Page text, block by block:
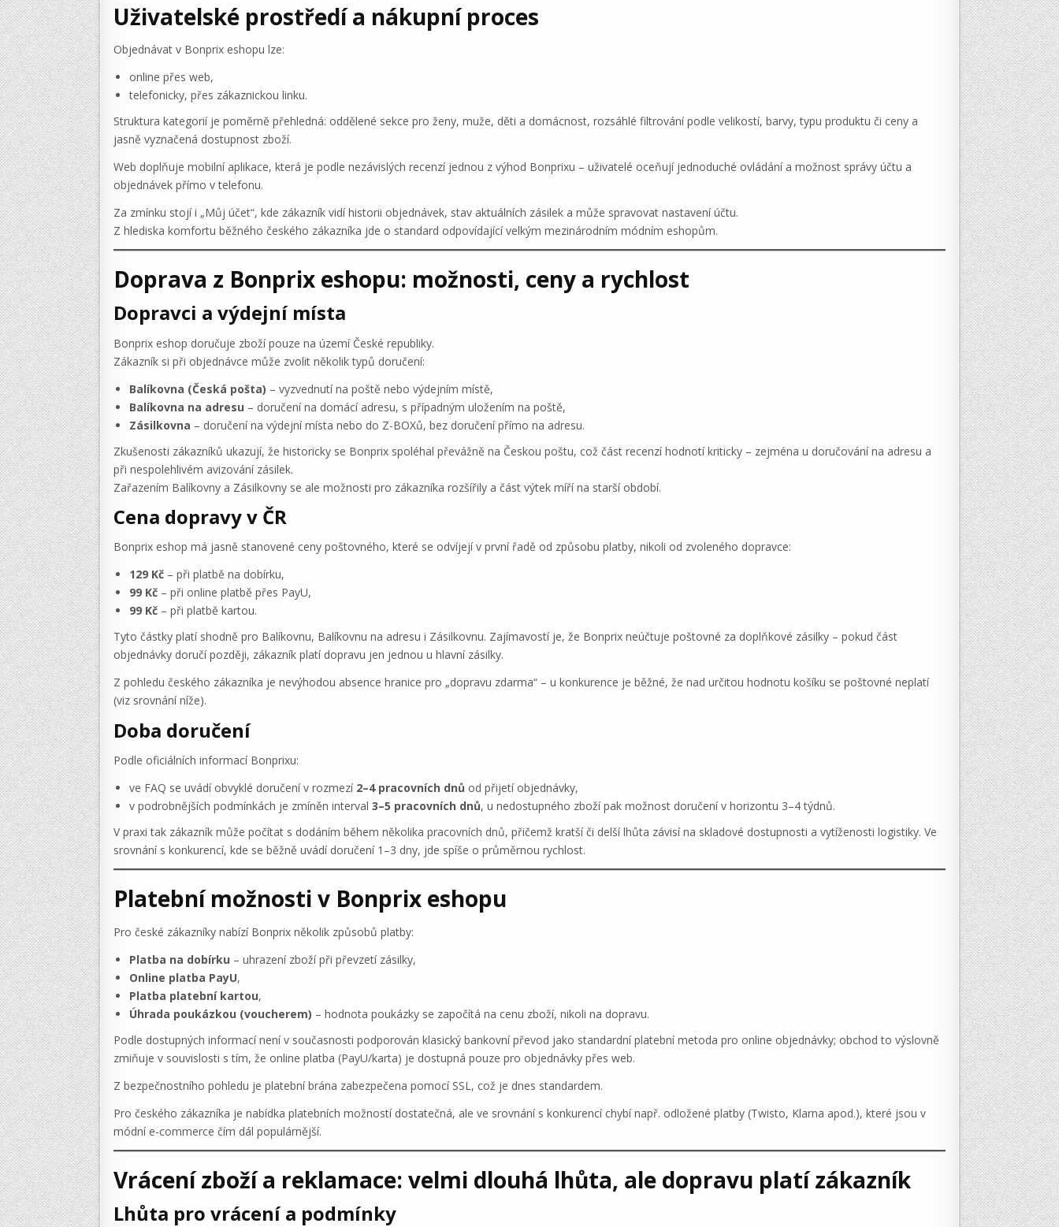
Uživatelské prostředí a nákupní proces
Objednávat v Bonprix eshopu lze:
online přes web,
telefonicky, přes zákaznickou linku.
Struktura kategorií je poměrně přehledná: oddělené sekce pro ženy, muže, děti a domácnost, rozsáhlé filtrování podle velikostí, barvy, typu produktu či ceny a
jasně vyznačená dostupnost zboží.
Web doplňuje mobilní aplikace, která je podle nezávislých recenzí jednou z výhod Bonprixu – uživatelé oceňují jednoduché ovládání a možnost správy účtu a
objednávek přímo v telefonu.
Za zmínku stojí i „Můj účet“, kde zákazník vidí historii objednávek, stav aktuálních zásilek a může spravovat nastavení účtu.
Z hlediska komfortu běžného českého zákazníka jde o standard odpovídající velkým mezinárodním módním eshopům.
Doprava z Bonprix eshopu: možnosti, ceny a rychlost
Dopravci a výdejní místa
Bonprix eshop doručuje zboží pouze na území České republiky.
Zákazník si při objednávce může zvolit několik typů doručení:
Balíkovna (Česká pošta) – vyzvednutí na poště nebo výdejním místě,
Balíkovna na adresu – doručení na domácí adresu, s případným uložením na poště,
Zásilkovna – doručení na výdejní místa nebo do Z-BOXů, bez doručení přímo na adresu.
Zkušenosti zákazníků ukazují, že historicky se Bonprix spoléhal převážně na Českou poštu, což část recenzí hodnotí kriticky – zejména u doručování na adresu a
při nespolehlivém avizování zásilek.
Zařazením Balíkovny a Zásilkovny se ale možnosti pro zákazníka rozšířily a část výtek míří na starší období.
Cena dopravy v ČR
Bonprix eshop má jasně stanovené ceny poštovného, které se odvíjejí v první řadě od způsobu platby, nikoli od zvoleného dopravce:
129 Kč – při platbě na dobírku,
99 Kč – při online platbě přes PayU,
99 Kč – při platbě kartou.
Tyto částky platí shodně pro Balíkovnu, Balíkovnu na adresu i Zásilkovnu. Zajímavostí je, že Bonprix neúčtuje poštovné za doplňkové zásilky – pokud část
objednávky doručí později, zákazník platí dopravu jen jednou u hlavní zásilky.
Z pohledu českého zákazníka je nevýhodou absence hranice pro „dopravu zdarma“ – u konkurence je běžné, že nad určitou hodnotu košíku se poštovné neplatí
(viz srovnání níže).
Doba doručení
Podle oficiálních informací Bonprixu:
ve FAQ se uvádí obvyklé doručení v rozmezí 2–4 pracovních dnů od přijetí objednávky,
v podrobnějších podmínkách je zmíněn interval 3–5 pracovních dnů, u nedostupného zboží pak možnost doručení v horizontu 3–4 týdnů.
V praxi tak zákazník může počítat s dodáním během několika pracovních dnů, přičemž kratší či delší lhůta závisí na skladové dostupnosti a vytíženosti logistiky. Ve
srovnání s konkurencí, kde se běžně uvádí doručení 1–3 dny, jde spíše o průměrnou rychlost.
Platební možnosti v Bonprix eshopu
Pro české zákazníky nabízí Bonprix několik způsobů platby:
Platba na dobírku – uhrazení zboží při převzetí zásilky,
Online platba PayU,
Platba platební kartou,
Úhrada poukázkou (voucherem) – hodnota poukázky se započítá na cenu zboží, nikoli na dopravu.
Podle dostupných informací není v současnosti podporován klasický bankovní převod jako standardní platební metoda pro online objednávky; obchod to výslovně
zmiňuje v souvislosti s tím, že online platba (PayU/karta) je dostupná pouze pro objednávky přes web.
Z bezpečnostního pohledu je platební brána zabezpečena pomocí SSL, což je dnes standardem.
Pro českého zákazníka je nabídka platebních možností dostatečná, ale ve srovnání s konkurencí chybí např. odložené platby (Twisto, Klarna apod.), které jsou v
módní e-commerce čím dál populárnější.
Vrácení zboží a reklamace: velmi dlouhá lhůta, ale dopravu platí zákazník
Lhůta pro vrácení a podmínky